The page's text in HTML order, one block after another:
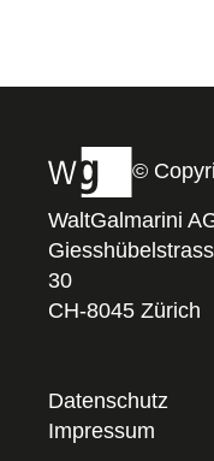
©
WaltGalmarini
30
CH-8045 Zürich
Datenschutz
Impressum